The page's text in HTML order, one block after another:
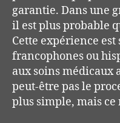
garantie. Dans une
il est plus probable
Cette expérience
francophones ou
aux soins médicaux
peut-être pas le
plus simple, mais ce